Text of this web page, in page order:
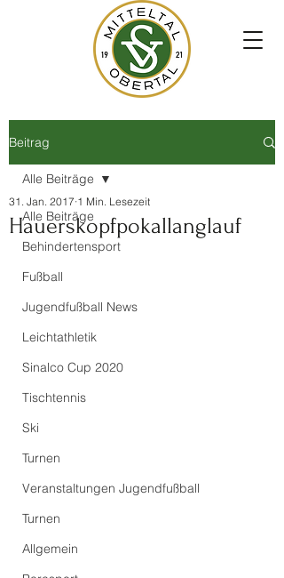
Beitrag
Alle Beiträge
Behindertensport
Fußball
Jugendfußball News
Leichtathletik
Sinalco Cup 2020
Tischtennis
Ski
Turnen
Veranstaltungen Jugendfußball
Turnen
Allgemein
Alle Beiträge
Hauerskopfpokallanglauf
31. Jan. 2017 1 Min. Lesezeit